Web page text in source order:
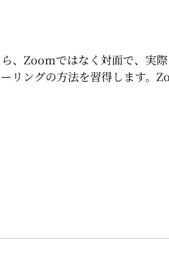
、Zoomではなく対面で、実
リングの方法を習得します。